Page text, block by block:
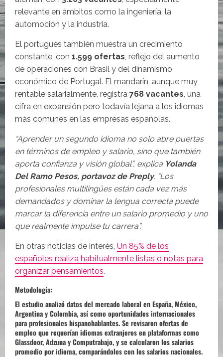
relevante en ámbitos como la ingeniería, la
automoción y la industria.
El portugués también muestra un crecimiento
constante, con 1.599 ofertas, reflejo del aumento
de operaciones con Brasil y del dinamismo
económico de Portugal. El mandarín, aunque muy
rentable salarialmente, registra 768 vacantes, una
cifra en expansión pero todavía lejana a los idiomas
más comunes en las empresas españolas.
“Aprender un segundo idioma no solo abre puertas
en términos de empleo y salario, sino que también
aporta confianza y visión global”, explica Yolanda
Del Ramo Pesos, portavoz de Preply. “Los
profesionales multilingües están cada vez más
demandados y dominar la lengua correcta puede
marcar la diferencia entre un salario promedio y uno
que realmente impulse tu carrera”.
En otras noticias de interés, Un 85% de los
españoles realiza habitualmente listas o notas para
organizar pensamientos.
Metodología:
El estudio analizó datos del mercado laboral en España, México,
Argentina y Colombia, así como oportunidades internacionales
para profesionales hispanohablantes. Se revisaron ofertas de
empleo que requerían idiomas extranjeros en plataformas como
Glassdoor, Adzuna y Computrabajo, y se calcularon los salarios
promedio por idioma, comparándolos con los salarios nacionales.